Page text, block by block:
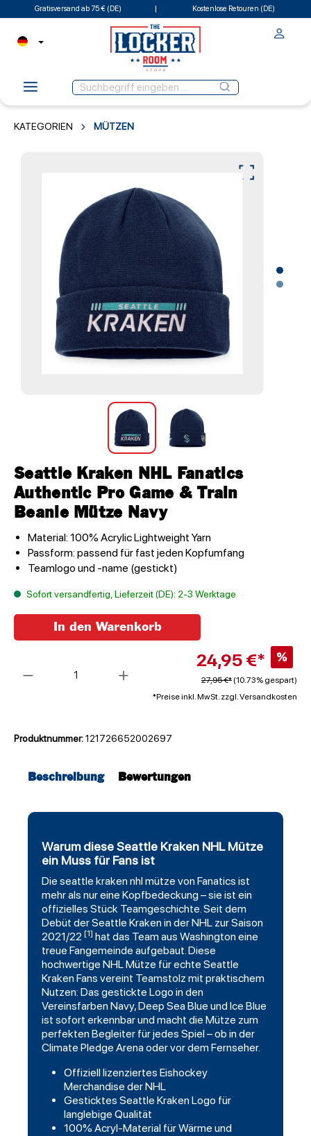
Gratisversand ab 75 € (DE) Kostenlose Retouren (DE)
KATEGORIEN MÜTZEN
Seattle Kraken NHL Fanatics
Authentic Pro Game & Train
Beanie Mütze Navy
Material: 100% Acrylic Lightweight Yarn
Passform: passend für fast jeden Kopfumfang
Teamlogo und -name (gestickt)
Sofort versandfertig, Lieferzeit (DE): 2-3 Werktage
24,95 €* %
27,95 €* (10.73% gespart)
*Preise inkl. MwSt. zzgl. Versandkosten
In den Warenkorb
Produktnummer:121726652002697
Beschreibung Bewertungen
Warum diese Seattle Kraken NHL Mütze
ein Muss für Fans ist
Die seattle krakennhl mütze vonFanatics ist
mehr als nur eine Kopfbedeckung – sie ist ein
offizielles Stück Teamgeschichte. Seit dem
Debüt der Seattle Kraken in der NHL zur Saison
2021/22 [1] hat das Team aus Washington eine
treue Fangemeinde aufgebaut. Diese
hochwertige NHL Mütze für echte Seattle
Kraken Fans vereint Teamstolz mit praktischem
Nutzen: Das gestickte Logo in den
Vereinsfarben Navy, Deep Sea Blue und Ice Blue
ist sofort erkennbar und macht die Mütze zum
perfekten Begleiter für jedes Spiel – ob in der
Climate Pledge Arena oder vor dem Fernseher.
Offiziell lizenziertes Eishockey
Merchandise der NHL
Gesticktes Seattle Kraken Logo für
langlebige Qualität
100% Acryl-Material für Wärme und